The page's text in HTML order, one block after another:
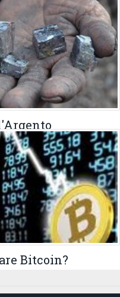
Bitcoin?